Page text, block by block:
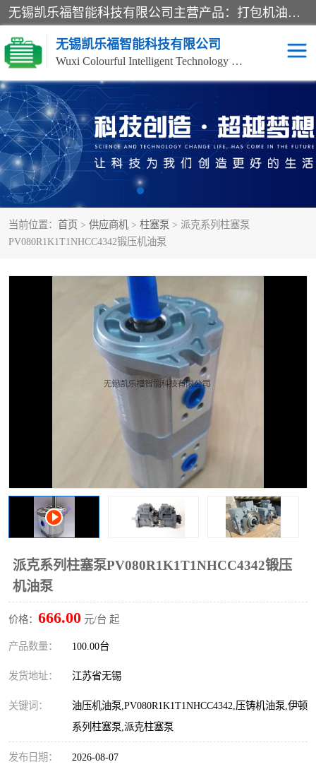
无锡凯乐福智能科技有限公司主营产品：打包机油泵、风冷式油冷却器、液压阀、液压泵、冷却器、过滤器及气动元器件。公司主导生产齿轮泵、齿轮马达、液压阀等产品。共计100多个系列、3000余种规格。覆盖了液压系统的动力元件、控制元件和执行元件，具备较强的成套供货、服务能力。
无锡凯乐福智能科技有限公司
Wuxi Colourful Intelligent Technology Co., Ltd
当前位置： 首页 > 供应商机 > 柱塞泵 > 派克系列柱塞泵
PV080R1K1T1NHCC4342锻压机油泵
派克系列柱塞泵PV080R1K1T1NHCC4342锻压
机油泵
价格： 666.00 元/台 起
产品数量： 100.00台
发货地址： 江苏省无锡
关键词：
油压机油泵,PV080R1K1T1NHCC4342,压铸机油泵,伊顿
系列柱塞泵,派克柱塞泵
发布日期： 2026-08-07
齿轮泵 机床冷却泵
风冷式油冷却器 叶片泵
液压马达
柱塞泵 方向阀
电机
列管式油冷却器